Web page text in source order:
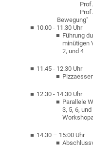
Bewegung"
10.00 - 11.30 Uhr
Führung
minütigen
2, und 4
11.45 - 12.30 Uhr
12.30 - 14.30 Uhr
Parallele
3, 5, 6,
14.30 – 15:00 Uhr